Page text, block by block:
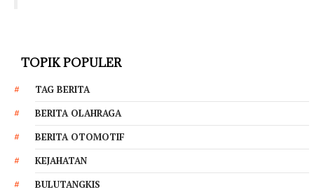
TOPIK POPULER
TAG BERITA
BERITA OLAHRAGA
BERITA OTOMOTIF
KEJAHATAN
BULUTANGKIS